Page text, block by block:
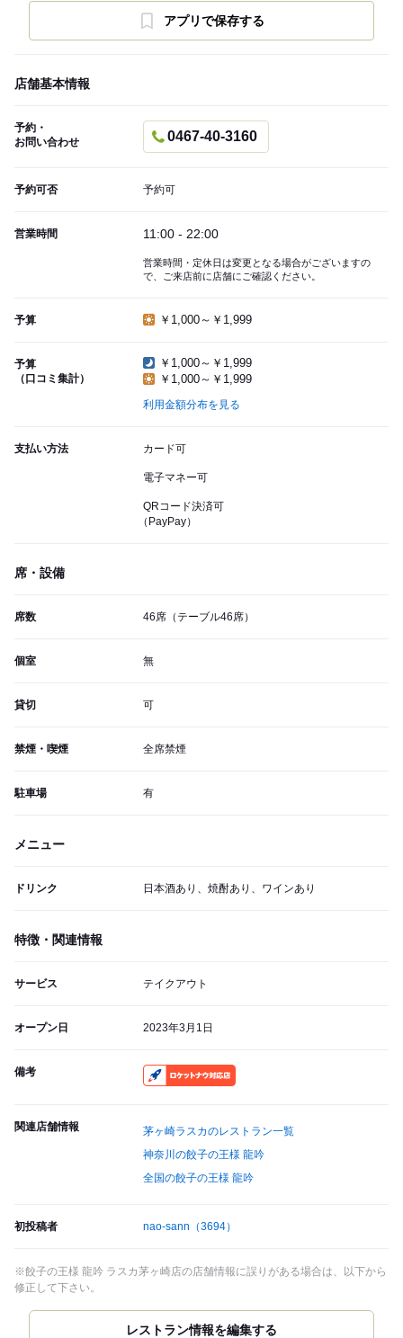
アプリで保存する
店舗基本情報
予約・
お問い合わせ
0467-40-3160
予約可否 予約可
営業時間 11:00 - 22:00
営業時間・定休日は変更となる場合がございますの
で、ご来店前に店舗にご確認ください。
予算 ￥1,000～￥1,999
予算
（口コミ集計）
￥1,000～￥1,999
￥1,000～￥1,999
利用金額分布を見る
支払い方法 カード可
電子マネー可
QRコード決済可
（PayPay）
席・設備
席数 46席（テーブル46席）
個室 無
貸切 可
禁煙・喫煙 全席禁煙
駐車場 有
メニュー
ドリンク 日本酒あり、焼酎あり、ワインあり
特徴・関連情報
サービス テイクアウト
オープン日 2023年3月1日
備考
関連店舗情報
茅ヶ崎ラスカのレストラン一覧
神奈川の餃子の王様 龍吟
全国の餃子の王様 龍吟
初投稿者 nao-sann （3694）
※餃子の王様 龍吟 ラスカ茅ヶ崎店の店舗情報に誤りがある場合は、以下から
修正して下さい。